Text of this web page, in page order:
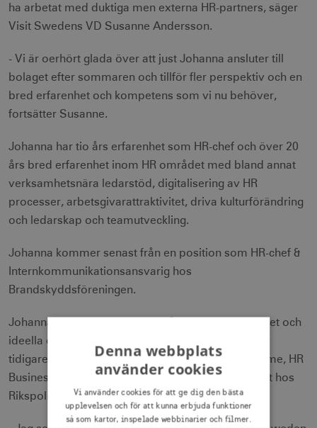
ha arbetat med duktiga men externa HR-partners, säger
Visit Swedens VD Susanne Andersson.
- Vi är oerhört glada över att just Johanna ansluter till
bolaget efter sommaren och tillför fler perspektiv och en
bred erfarenhet och kompetens som vi nu behöver,
fortsätter Susanne.
Johanna har tio års erfarenhet som HR-chef och över 20
års bred erfarenhet inom HR området med bland annat
verksamhetsnära ledarstöd, digitalisering av HR
processer, arbetsgivarattraktivitet, driva kulturförändring
och ledarskap och teamutveckling.
Johanna kommer senast från en position som HR-chef &
Internkommunikationsansvarig hos
Brandskyddsföreningen.
Johanna har även erfarenhet från statlig verksamhet och
ideella och samhällsnyttiga organisationer och har
tidigare även arbetat som HR-chef för Fortum Värme, HR
Business Partner - Fortum Group, Intern HR konsult hos
Rikspolisstyrelsen.
Denna webbplats
använder cookies
Vi använder cookies för att ge dig den bästa
upplevelsen och för att kunna erbjuda funktioner
så som kartor, inspelade webbinarier och filmer.